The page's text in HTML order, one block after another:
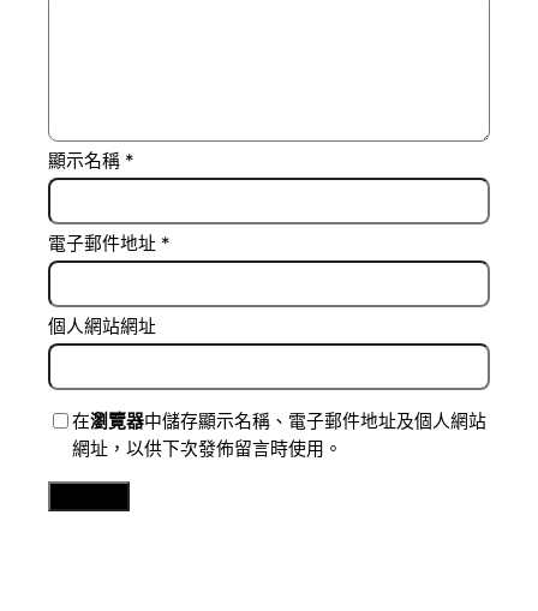
顯示名稱 *
電子郵件地址 *
個人網站網址
在瀏覽器中儲存顯示名稱、電子郵件地址及個人網站
網址，以供下次發佈留言時使用。